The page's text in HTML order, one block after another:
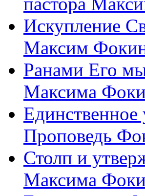
Искупление
Максим
Ранами Его
Максима
Проповедь
Столп и
Максима